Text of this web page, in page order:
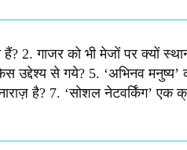
हैं? 2. गाजर को भी मेजों पर क्यों
उद्देश्य से गये? 5. ‘अभिनव मनुष्य’
है? 7. ‘सोशल नेटवर्किंग’